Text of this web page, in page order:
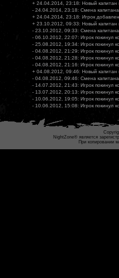
+ 24.04.2014, 23:18: Новый капитан
- 24.04.2014, 23:18: Смена
+ 24.04.2014, 23:18: Игрок
+ 23.10.2012, 09:33: Новый капитан
- 23.10.2012, 09:33: Смена
- 06.10.2012, 22:07: Игрок покинул
- 25.08.2012, 19:34: Игрок покинул
- 04.08.2012, 21:29: Игрок покинул
- 04.08.2012, 21:28: Игрок покинул
- 04.08.2012, 21:16: Игрок покинул
+ 04.08.2012, 09:46: Новый капитан
- 04.08.2012, 09:46: Смена
- 14.07.2012, 21:43: Игрок покинул
- 13.07.2012, 20:13: Игрок покинул
- 10.06.2012, 19:05: Игрок покинул
- 10.06.2012, 15:08: Игрок покинул
NightZone® является
При копировании